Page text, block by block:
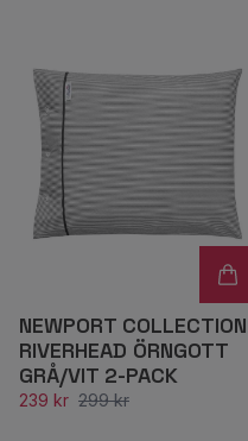
NEWPORT COLLECTION
RIVERHEAD ÖRNGOTT
GRÅ/VIT 2-PACK
239 kr 299 kr